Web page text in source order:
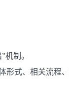
机制。
形式、相关流程、